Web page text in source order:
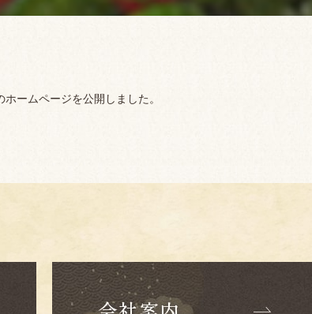
ホームページを公開しました。